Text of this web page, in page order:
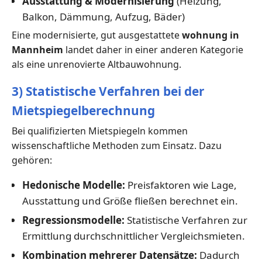
Balkon, Dämmung, Aufzug, Bäder)
Eine modernisierte, gut ausgestattetewohnung in
Mannheim landet daher in einer anderen Kategorie
als eine unrenovierte Altbauwohnung.
3) Statistische Verfahren bei der
Mietspiegelberechnung
Bei qualifizierten Mietspiegeln kommen
wissenschaftliche Methoden zum Einsatz. Dazu
gehören:
Hedonische Modelle: Preisfaktoren wie Lage,
Ausstattung und Größe fließen berechnet ein.
Regressionsmodelle: Statistische Verfahren zur
Ermittlung durchschnittlicher Vergleichsmieten.
Kombination mehrerer Datensätze: Dadurch